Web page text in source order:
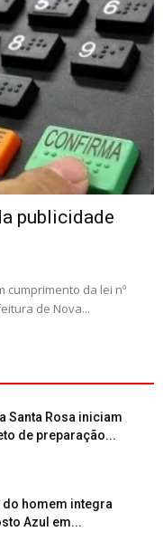
publicidade
cumprimento da lei nº
de Nova...
Santa Rosa iniciam
de preparação...
homem integra
Azul em...